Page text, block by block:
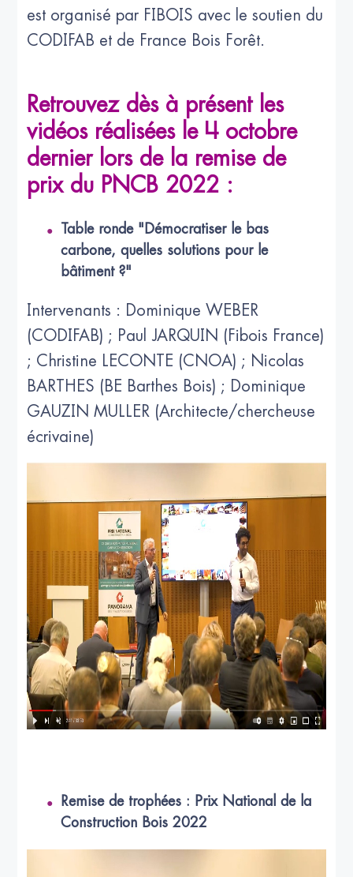
est organisé par FIBOIS avec le soutien du
CODIFAB et de France Bois Forêt.
Retrouvez dès à présent les
vidéos réalisées le 4 octobre
dernier lors de la remise de
prix du PNCB 2022 :
Table ronde "Démocratiser le bas
carbone, quelles solutions pour le
bâtiment ?"
Intervenants : Dominique WEBER
(CODIFAB) ; Paul JARQUIN (Fibois France)
; Christine LECONTE (CNOA) ; Nicolas
BARTHES (BE Barthes Bois) ; Dominique
GAUZIN MULLER (Architecte/chercheuse
écrivaine)
Remise de trophées : Prix National de la
Construction Bois 2022